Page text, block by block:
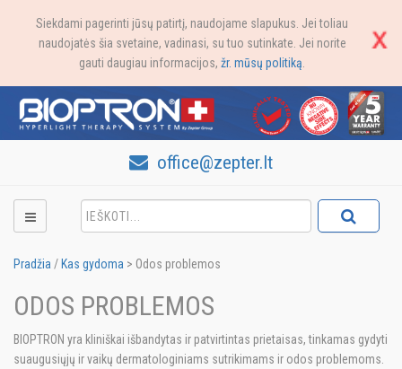
Siekdami pagerinti jūsų patirtį, naudojame slapukus. Jei toliau
naudojatės šia svetaine, vadinasi, su tuo sutinkate. Jei norite
gauti daugiau informacijos, žr. mūsų politiką
office@zepter.lt
Pradžia / Kas gydoma > Odos problemos
ODOS PROBLEMOS
BIOPTRON yra kliniškai išbandytas ir patvirtintas prietaisas, tinkamas gydyti
suaugusiųjų ir vaikų dermatologiniams sutrikimams ir odos problemoms.